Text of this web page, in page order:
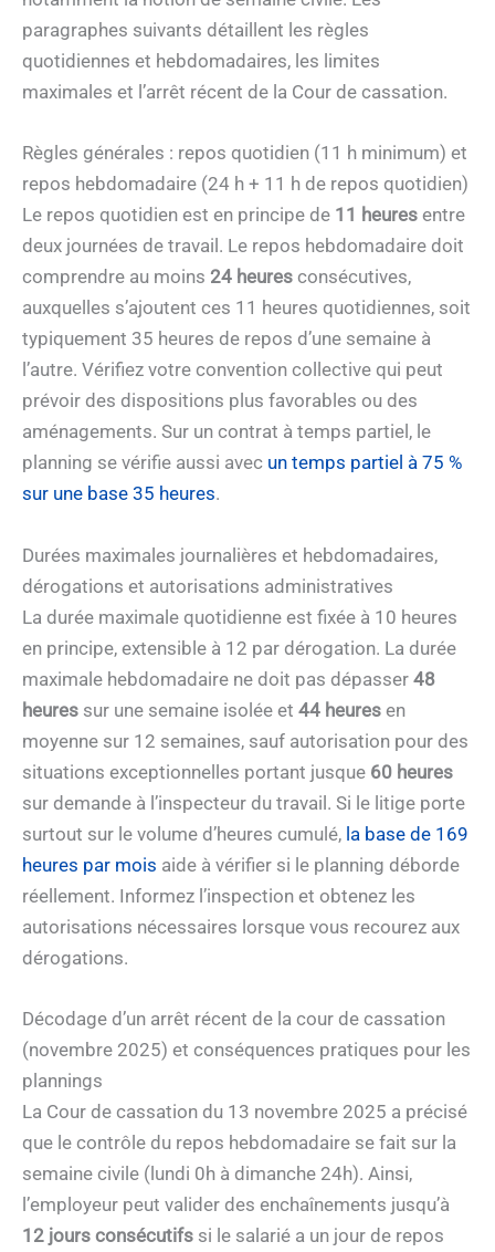
paragraphes suivants détaillent les règles
quotidiennes et hebdomadaires, les limites
maximales et l’arrêt récent de la Cour de cassation.
Règles générales : repos quotidien (11 h minimum) et
repos hebdomadaire (24 h + 11 h de repos quotidien)
Le repos quotidien est en principe de 11 heures entre
deux journées de travail. Le repos hebdomadaire doit
comprendre au moins 24 heures consécutives,
auxquelles s’ajoutent ces 11 heures quotidiennes, soit
typiquement 35 heures de repos d’une semaine à
l’autre. Vérifiez votre convention collective qui peut
prévoir des dispositions plus favorables ou des
aménagements. Sur un contrat à temps partiel, le
planning se vérifie aussi avec un temps partiel à 75 %
sur une base 35 heures.
Durées maximales journalières et hebdomadaires,
dérogations et autorisations administratives
La durée maximale quotidienne est fixée à 10 heures
en principe, extensible à 12 par dérogation. La durée
maximale hebdomadaire ne doit pas dépasser 48
heures sur une semaine isolée et 44 heures en
moyenne sur 12 semaines, sauf autorisation pour des
situations exceptionnelles portant jusque 60 heures
sur demande à l’inspecteur du travail. Si le litige porte
surtout sur le volume d’heures cumulé, la base de 169
heures par mois aide à vérifier si le planning déborde
réellement. Informez l’inspection et obtenez les
autorisations nécessaires lorsque vous recourez aux
dérogations.
Décodage d’un arrêt récent de la cour de cassation
(novembre 2025) et conséquences pratiques pour les
plannings
La Cour de cassation du 13 novembre 2025 a précisé
que le contrôle du repos hebdomadaire se fait sur la
semaine civile (lundi 0h à dimanche 24h). Ainsi,
l’employeur peut valider des enchaînements jusqu’à
12 jours consécutifs si le salarié a un jour de repos